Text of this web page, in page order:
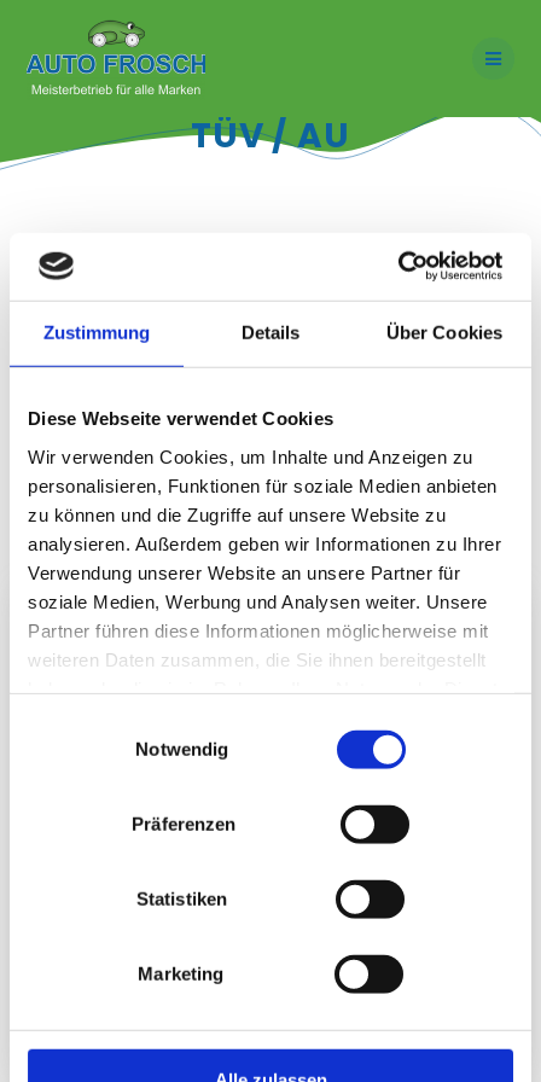
Zustimmung Details Über Cookies
Diese Webseite verwendet Cookies
Wir verwenden Cookies, um Inhalte und Anzeigen zu
personalisieren, Funktionen für soziale Medien anbieten
zu können und die Zugriffe auf unsere Website zu
analysieren. Außerdem geben wir Informationen zu Ihrer
Verwendung unserer Website an unsere Partner für
soziale Medien, Werbung und Analysen weiter. Unsere
Partner führen diese Informationen möglicherweise mit
weiteren Daten zusammen, die Sie ihnen bereitgestellt
Notwendig
Präferenzen
Statistiken
Marketing
TÜV / AU
Sicherheit und Qualität in fast allen Wirtschafts- und
Lebensbereichen: Dafür steht TÜV Rheinland. Die hoch qualifizierten
Expertinnen und Experten von TÜV Rheinland prüfen rund um den
Globus.
TÜV Termine
Montag: 10:30 Uhr
Dienstag: 13:00 Uhr
Donnerstag: 12:00 Uhr
Freitag: 13:30 Uhr